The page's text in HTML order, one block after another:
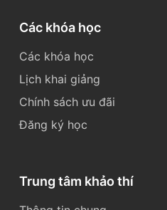
Các khóa học
Các khóa học
Lịch khai giảng
Chính sách ưu đãi
Đăng ký học
Trung tâm khảo thí